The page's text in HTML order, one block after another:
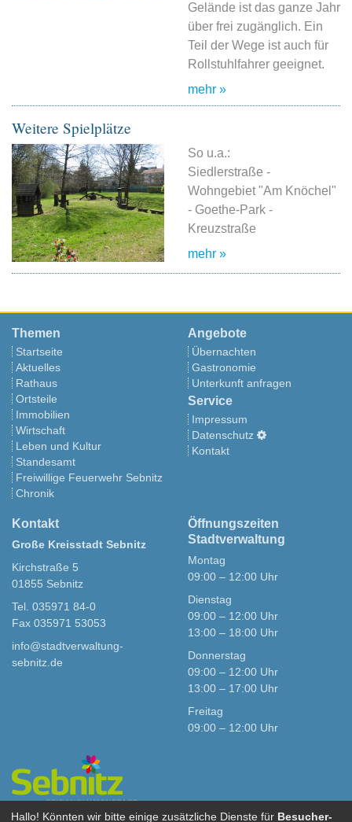
Gelände ist das ganze Jahr
über frei zugänglich. Ein
Teil der Wege ist auch für
Rollstuhlfahrer geeignet.
mehr »
Weitere Spielplätze
So u.a.:
Siedlerstraße -
Wohngebiet "Am Knöchel"
- Goethe-Park -
Kreuzstraße
mehr »
Themen
Startseite
Aktuelles
Rathaus
Ortsteile
Immobilien
Wirtschaft
Leben und Kultur
Standesamt
Freiwillige Feuerwehr Sebnitz
Chronik
Angebote
Übernachten
Gastronomie
Unterkunft anfragen
Service
Impressum
Datenschutz
Kontakt
Kontakt
Große Kreisstadt Sebnitz
Kirchstraße 5
01855 Sebnitz
Tel. 035971 84-0
Fax 035971 53053
info@stadtverwaltung-
sebnitz.de
Öffnungszeiten
Stadtverwaltung
Montag
09:00 – 12:00 Uhr
Dienstag
09:00 – 12:00 Uhr
13:00 – 18:00 Uhr
Donnerstag
09:00 – 12:00 Uhr
13:00 – 17:00 Uhr
Freitag
09:00 – 12:00 Uhr
Hallo! Könnten wir bitte einige zusätzliche Dienste für Besucher-